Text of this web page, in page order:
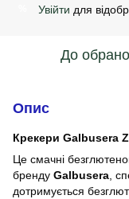
Увійти для
До
Опис
Крекери Galbusera
Це смачні
бренду Galbusera ,
дотримується